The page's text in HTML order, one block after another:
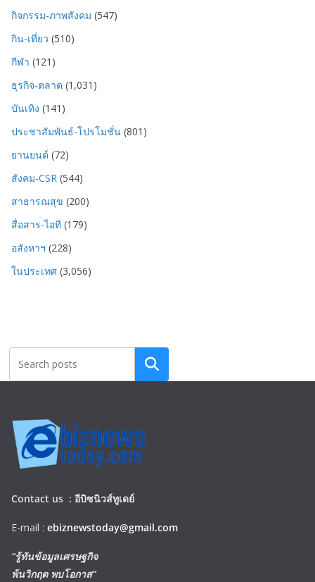
กิจกรรม-ภาพสังคม (547)
กิน-เที่ยว (510)
กีฬา (121)
ธุรกิจ-ตลาด (1,031)
บันเทิง (141)
ประชาสัมพันธ์-โปรโมชั่น (801)
ยานยนต์ (72)
สังคม-CSR (544)
สาธารณสุข (200)
สื่อสาร-ไอที (179)
อสังหาฯ (228)
ในประเทศ (3,056)
Search
Contact us : อีบิซนิวส์ทูเดย์
E-mail : ebiznewstoday@gmail.com
“รู้ทันข้อมูลเศรษฐกิจ
พ้นวิกฤต พบโอกาส”